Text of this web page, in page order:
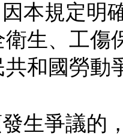
規定明
生、工傷
和國勞動
生爭議的